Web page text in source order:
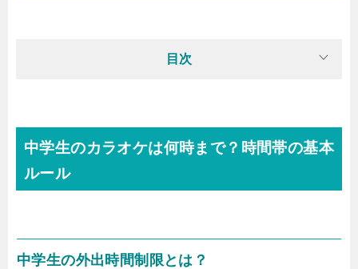
目次
中学生のカラオケは何時まで？時間帯の基本
ルール
中学生の外出時間制限とは？